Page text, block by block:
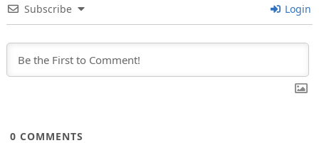
Subscribe Login
0 COMMENTS